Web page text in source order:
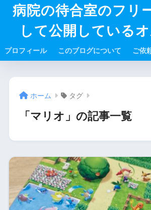
病院の待合室のフリ
して公開している
プロフィール このブログについて ご依
ホーム タグ
「マリオ」の記事一覧